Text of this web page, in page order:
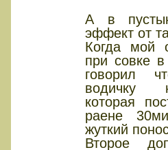
А в
эффект от
Когда мой
при совке
говорил
водичку
которая
раене
жуткий
Второе